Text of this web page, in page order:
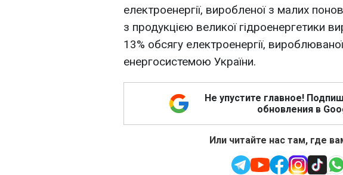
електроенергії, виробленої з малих
з продукцією великої гідроенергетики
13% обсягу електроенергії,
енергосистемою України.
Не упустите главное!
обновления в
Или читайте нас там, где